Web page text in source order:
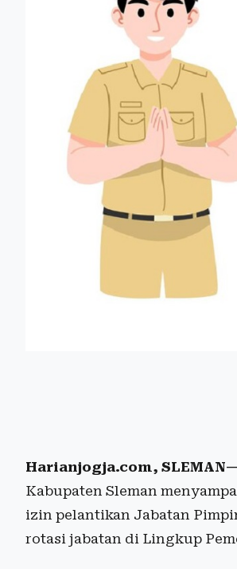
Harianjogja.com, SLEMAN—
Kabupaten Sleman
izin pelantikan Jabatan
rotasi jabatan di Lingkup